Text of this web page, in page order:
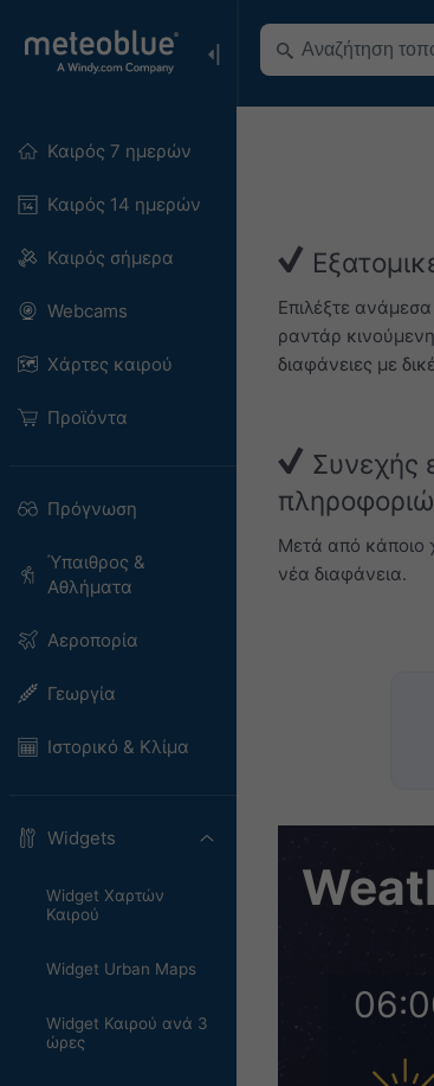
Καιρός 7 ημερών
Καιρός 14 ημερών
Καιρός σήμερα
Webcams
Χάρτες καιρού
Προϊόντα
Πρόγνωση
Ύπαιθρος &
Αθλήματα
Αεροπορία
Γεωργία
Ιστορικό & Κλίμα
Widgets
Widget Χαρτών
Καιρού
Widget Urban Maps
Widget Καιρού ανά 3
ώρες
Επιλέξτε
ραντάρ
διαφάνειες με
Συνεχής
Μετά από κάποιο
νέα διαφάνεια.